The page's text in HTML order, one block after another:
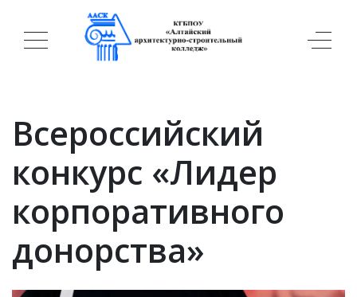
Всероссийский
конкурс «Лидер
корпоративного
донорства»